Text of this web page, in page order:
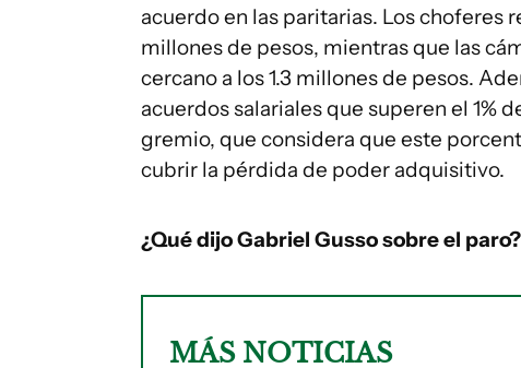
acuerdo en las paritarias. Los choferes
millones de pesos, mientras que las
cercano a los 1.3 millones de pesos.
acuerdos salariales que superen el 1%
gremio, que considera que este
cubrir la pérdida de poder adquisitivo.
¿Qué dijo Gabriel Gusso sobre el paro?
MÁS NOTICIAS